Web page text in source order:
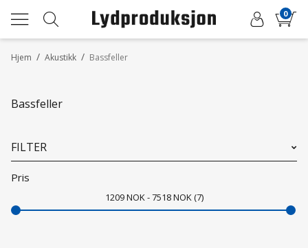
0
/
Hjem /
Akustikk Bassfeller
Bassfeller
FILTER
Pris
1209NOK 7518NOK 7